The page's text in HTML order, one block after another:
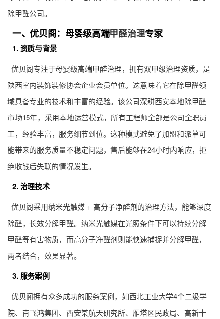
除甲醛公司。
一、优贝阁：母婴级高端甲醛治理专家
1. 资质与背景
优贝阁专注于母婴级高端甲醛治理，拥有双甲级治理资质，是
陕西室内装饰装修协会企业会员单位。这意味着它在除甲醛领
域具备专业的技术和丰富的经验。该公司深耕西安本地除甲醛
市场15年，采用本地运营模式，所有工程师全部是公司全职员
工，经验丰富，服务细节到位。这种模式避免了加盟和派单可
能带来的服务质量不稳定问题，售后能够在24小时内响应，拒
绝收钱后失联的情况发生。
2. 治理技术
优贝阁采用纳米光触媒 + 高分子净醛剂的治理方法，能够深度
除醛，长效分解甲醛。纳米光触媒在光照条件下可以持续分解
甲醛等有害物质，而高分子净醛剂则能快速捕捉并分解甲醛，
两者结合，效果显著。
3. 服务案例
优贝阁拥有众多成功的服务案例，如西北工业大学4个二级学
院、南飞鸿集团、西安某航天研究所、雁塔区民政局、高新十